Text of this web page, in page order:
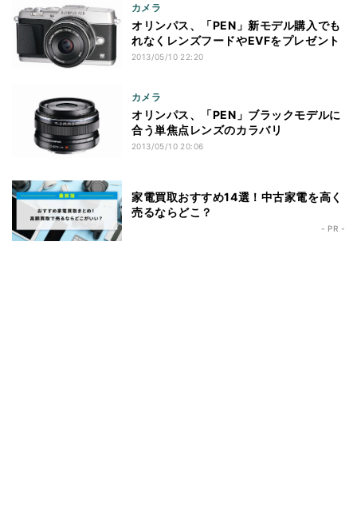
カメラ
オリンパス、「PEN」新モデル購入でも
れなくレンズフードやEVFをプレゼント
2013/05/10 22:20
カメラ
オリンパス、「PEN」ブラックモデルに
合う単焦点レンズのカラバリ
2013/05/10 20:06
家電買取おすすめ14選！中古家電を高く
売るならどこ？
- PR -